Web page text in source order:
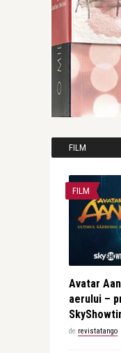
FILM
FILM
Avatar
aerului –
de revistatango